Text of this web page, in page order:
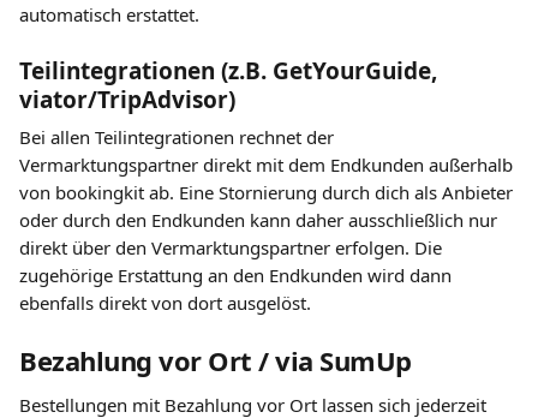
automatisch erstattet.
Teilintegrationen (z.B. GetYourGuide,
viator/TripAdvisor)
Bei allen Teilintegrationen rechnet der
Vermarktungspartner direkt mit dem Endkunden außerhalb
von bookingkit ab. Eine Stornierung durch dich als Anbieter
oder durch den Endkunden kann daher ausschließlich nur
direkt über den Vermarktungspartner erfolgen. Die
zugehörige Erstattung an den Endkunden wird dann
ebenfalls direkt von dort ausgelöst.
Bezahlung vor Ort / via SumUp
Bestellungen mit Bezahlung vor Ort lassen sich jederzeit